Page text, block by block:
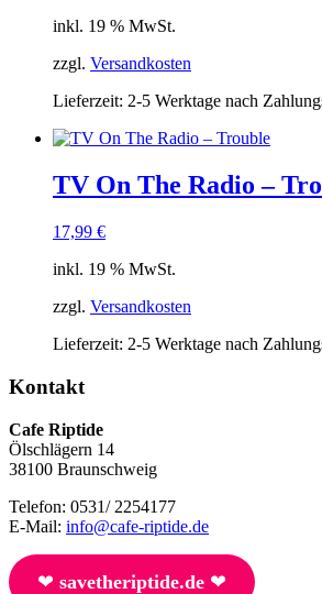
inkl. 19 % MwSt.
zzgl. Versandkosten
Lieferzeit: 2-5 Werktage nach
TV On The Radio –
17,99 €
inkl. 19 % MwSt.
zzgl. Versandkosten
Lieferzeit: 2-5 Werktage nach
Kontakt
Cafe Riptide
Ölschlägern 14
38100 Braunschweig
Telefon: 0531/ 2254177
E-Mail: info@cafe-riptide.de
❤︎ savetheriptide.de❤︎